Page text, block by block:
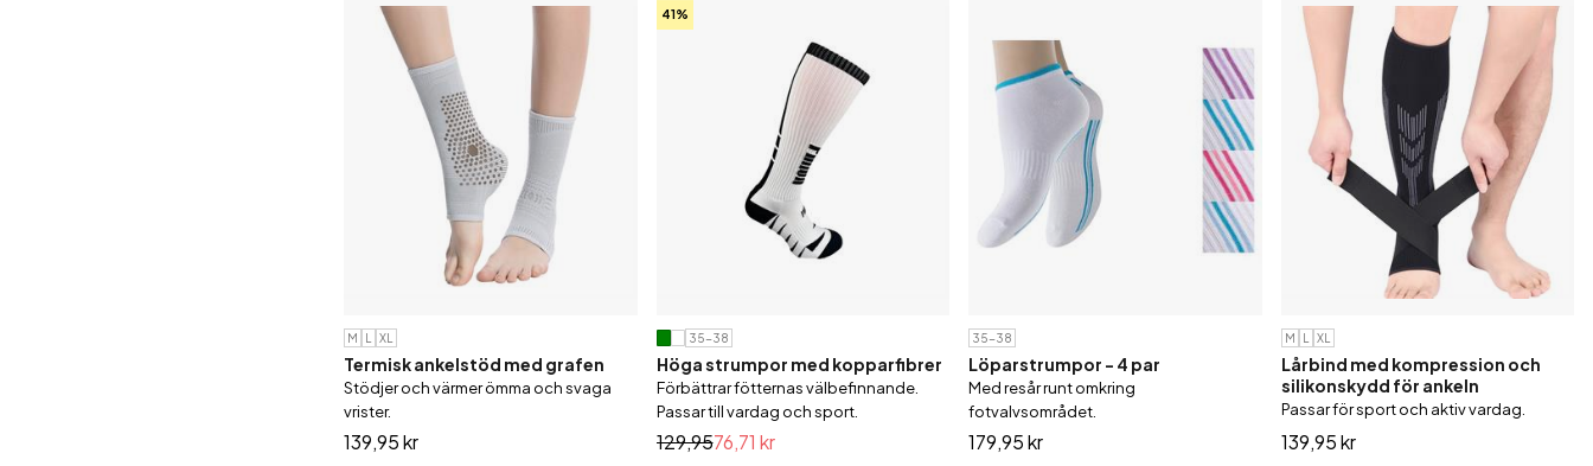
M L XL
Termisk ankelstöd med grafen
Stödjer och värmer ömma och svaga
vrister.
139,95 kr
41%
35-38
Höga strumpor med kopparfibrer
Förbättrar fötternas välbefinnande.
Passar till vardag och sport.
129,9576,71 kr
35-38
Löparstrumpor - 4 par
Med resår runt omkring
fotvalvsområdet.
179,95 kr
M L XL
Lårbind med kompression och
silikonskydd för ankeln
Passar för sport och aktiv vardag.
139,95 kr